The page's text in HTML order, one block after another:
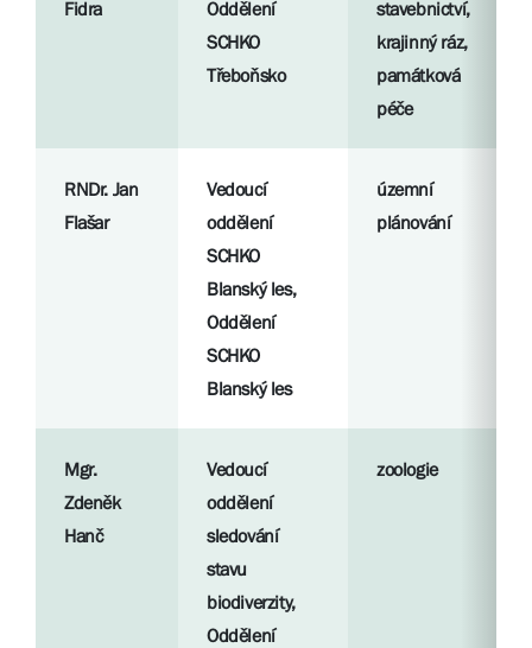
Fidra
Oddělení
SCHKO
Třeboňsko
stavebnictví,
krajinný ráz,
památková
péče
RNDr. Jan
Flašar
Vedoucí
oddělení
SCHKO
Blanský les,
Oddělení
SCHKO
Blanský les
územní
plánování
Mgr.
Zdeněk
Hanč
Vedoucí
oddělení
sledování
stavu
biodiverzity,
Oddělení
zoologie